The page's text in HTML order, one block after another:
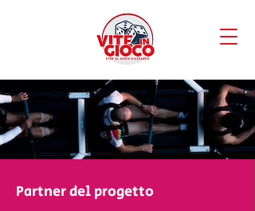
Partner del progetto